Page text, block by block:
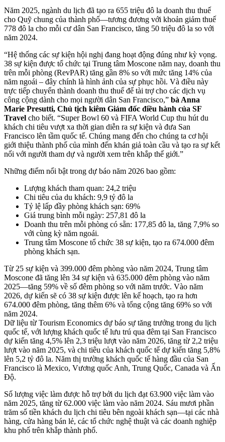
Năm 2025, ngành du lịch đã tạo ra 655 triệu đô la doanh thu thuế
cho Quỹ chung của thành phố—tương đương với khoản giảm thuế
778 đô la cho mỗi cư dân San Francisco, tăng 50 triệu đô la so với
năm 2024.
“Hệ thống các sự kiện hội nghị đang hoạt động đúng như kỳ vọng.
38 sự kiện được tổ chức tại Trung tâm Moscone năm nay, doanh thu
trên mỗi phòng (RevPAR) tăng gần 8% so với mức tăng 14% của
năm ngoái – đây chính là hình ảnh của sự phục hồi. Và điều này
trực tiếp chuyển thành doanh thu thuế để tài trợ cho các dịch vụ
công cộng dành cho mọi người dân San Francisco,” bà Anna
Marie Presutti, Chủ tịch kiêm Giám đốc điều hành của SF
Travel cho biết. “Super Bowl 60 và FIFA World Cup thu hút du
khách chi tiêu vượt xa thời gian diễn ra sự kiện và đưa San
Francisco lên tầm quốc tế. Chúng mang đến cho chúng ta cơ hội
giới thiệu thành phố của mình đến khán giả toàn cầu và tạo ra sự kết
nối với người tham dự và người xem trên khắp thế giới.”
Những điểm nổi bật trong dự báo năm 2026 bao gồm:
Lượng khách tham quan: 24,2 triệu
Chi tiêu của du khách: 9,9 tỷ đô la
Tỷ lệ lấp đầy phòng khách sạn: 69%
Giá trung bình mỗi ngày: 257,81 đô la
Doanh thu trên mỗi phòng có sẵn: 177,85 đô la, tăng 7,9% so
với cùng kỳ năm ngoái.
Trung tâm Moscone tổ chức 38 sự kiện, tạo ra 674.000 đêm
phòng khách sạn.
Từ 25 sự kiện và 399.000 đêm phòng vào năm 2024, Trung tâm
Moscone đã tăng lên 34 sự kiện và 635.000 đêm phòng vào năm
2025—tăng 59% về số đêm phòng so với năm trước. Vào năm
2026, dự kiến ​​sẽ có 38 sự kiện được lên kế hoạch, tạo ra hơn
674.000 đêm phòng, tăng thêm 6% và tổng cộng tăng 69% so với
năm 2024.
Dữ liệu từ Tourism Economics dự báo sự tăng trưởng trong du lịch
quốc tế, với lượng khách quốc tế lưu trú qua đêm tại San Francisco
dự kiến ​​tăng 4,5% lên 2,3 triệu lượt vào năm 2026, tăng từ 2,2 triệu
lượt vào năm 2025, và chi tiêu của khách quốc tế dự kiến ​​tăng 5,8%
lên 5,2 tỷ đô la. Năm thị trường khách quốc tế hàng đầu của San
Francisco là Mexico, Vương quốc Anh, Trung Quốc, Canada và Ấn
Độ.
Số lượng việc làm được hỗ trợ bởi du lịch đạt 63.900 việc làm vào
năm 2025, tăng từ 62.000 việc làm vào năm 2024. Sáu mươi phần
trăm số tiền khách du lịch chi tiêu bên ngoài khách sạn—tại các nhà
hàng, cửa hàng bán lẻ, các tổ chức nghệ thuật và các doanh nghiệp
khu phố trên khắp thành phố.